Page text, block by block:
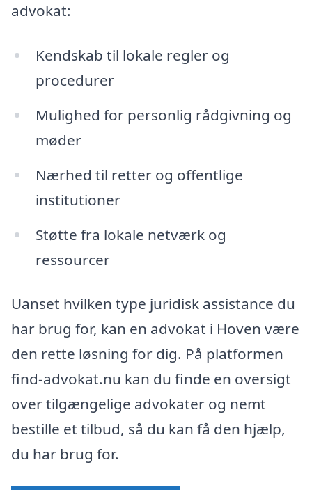
advokat:
Kendskab til lokale regler og
procedurer
Mulighed for personlig rådgivning og
møder
Nærhed til retter og offentlige
institutioner
Støtte fra lokale netværk og
ressourcer
Uanset hvilken type juridisk assistance du
har brug for, kan en advokat i Hoven være
den rette løsning for dig. På platformen
find-advokat.nu kan du finde en oversigt
over tilgængelige advokater og nemt
bestille et tilbud, så du kan få den hjælp,
du har brug for.